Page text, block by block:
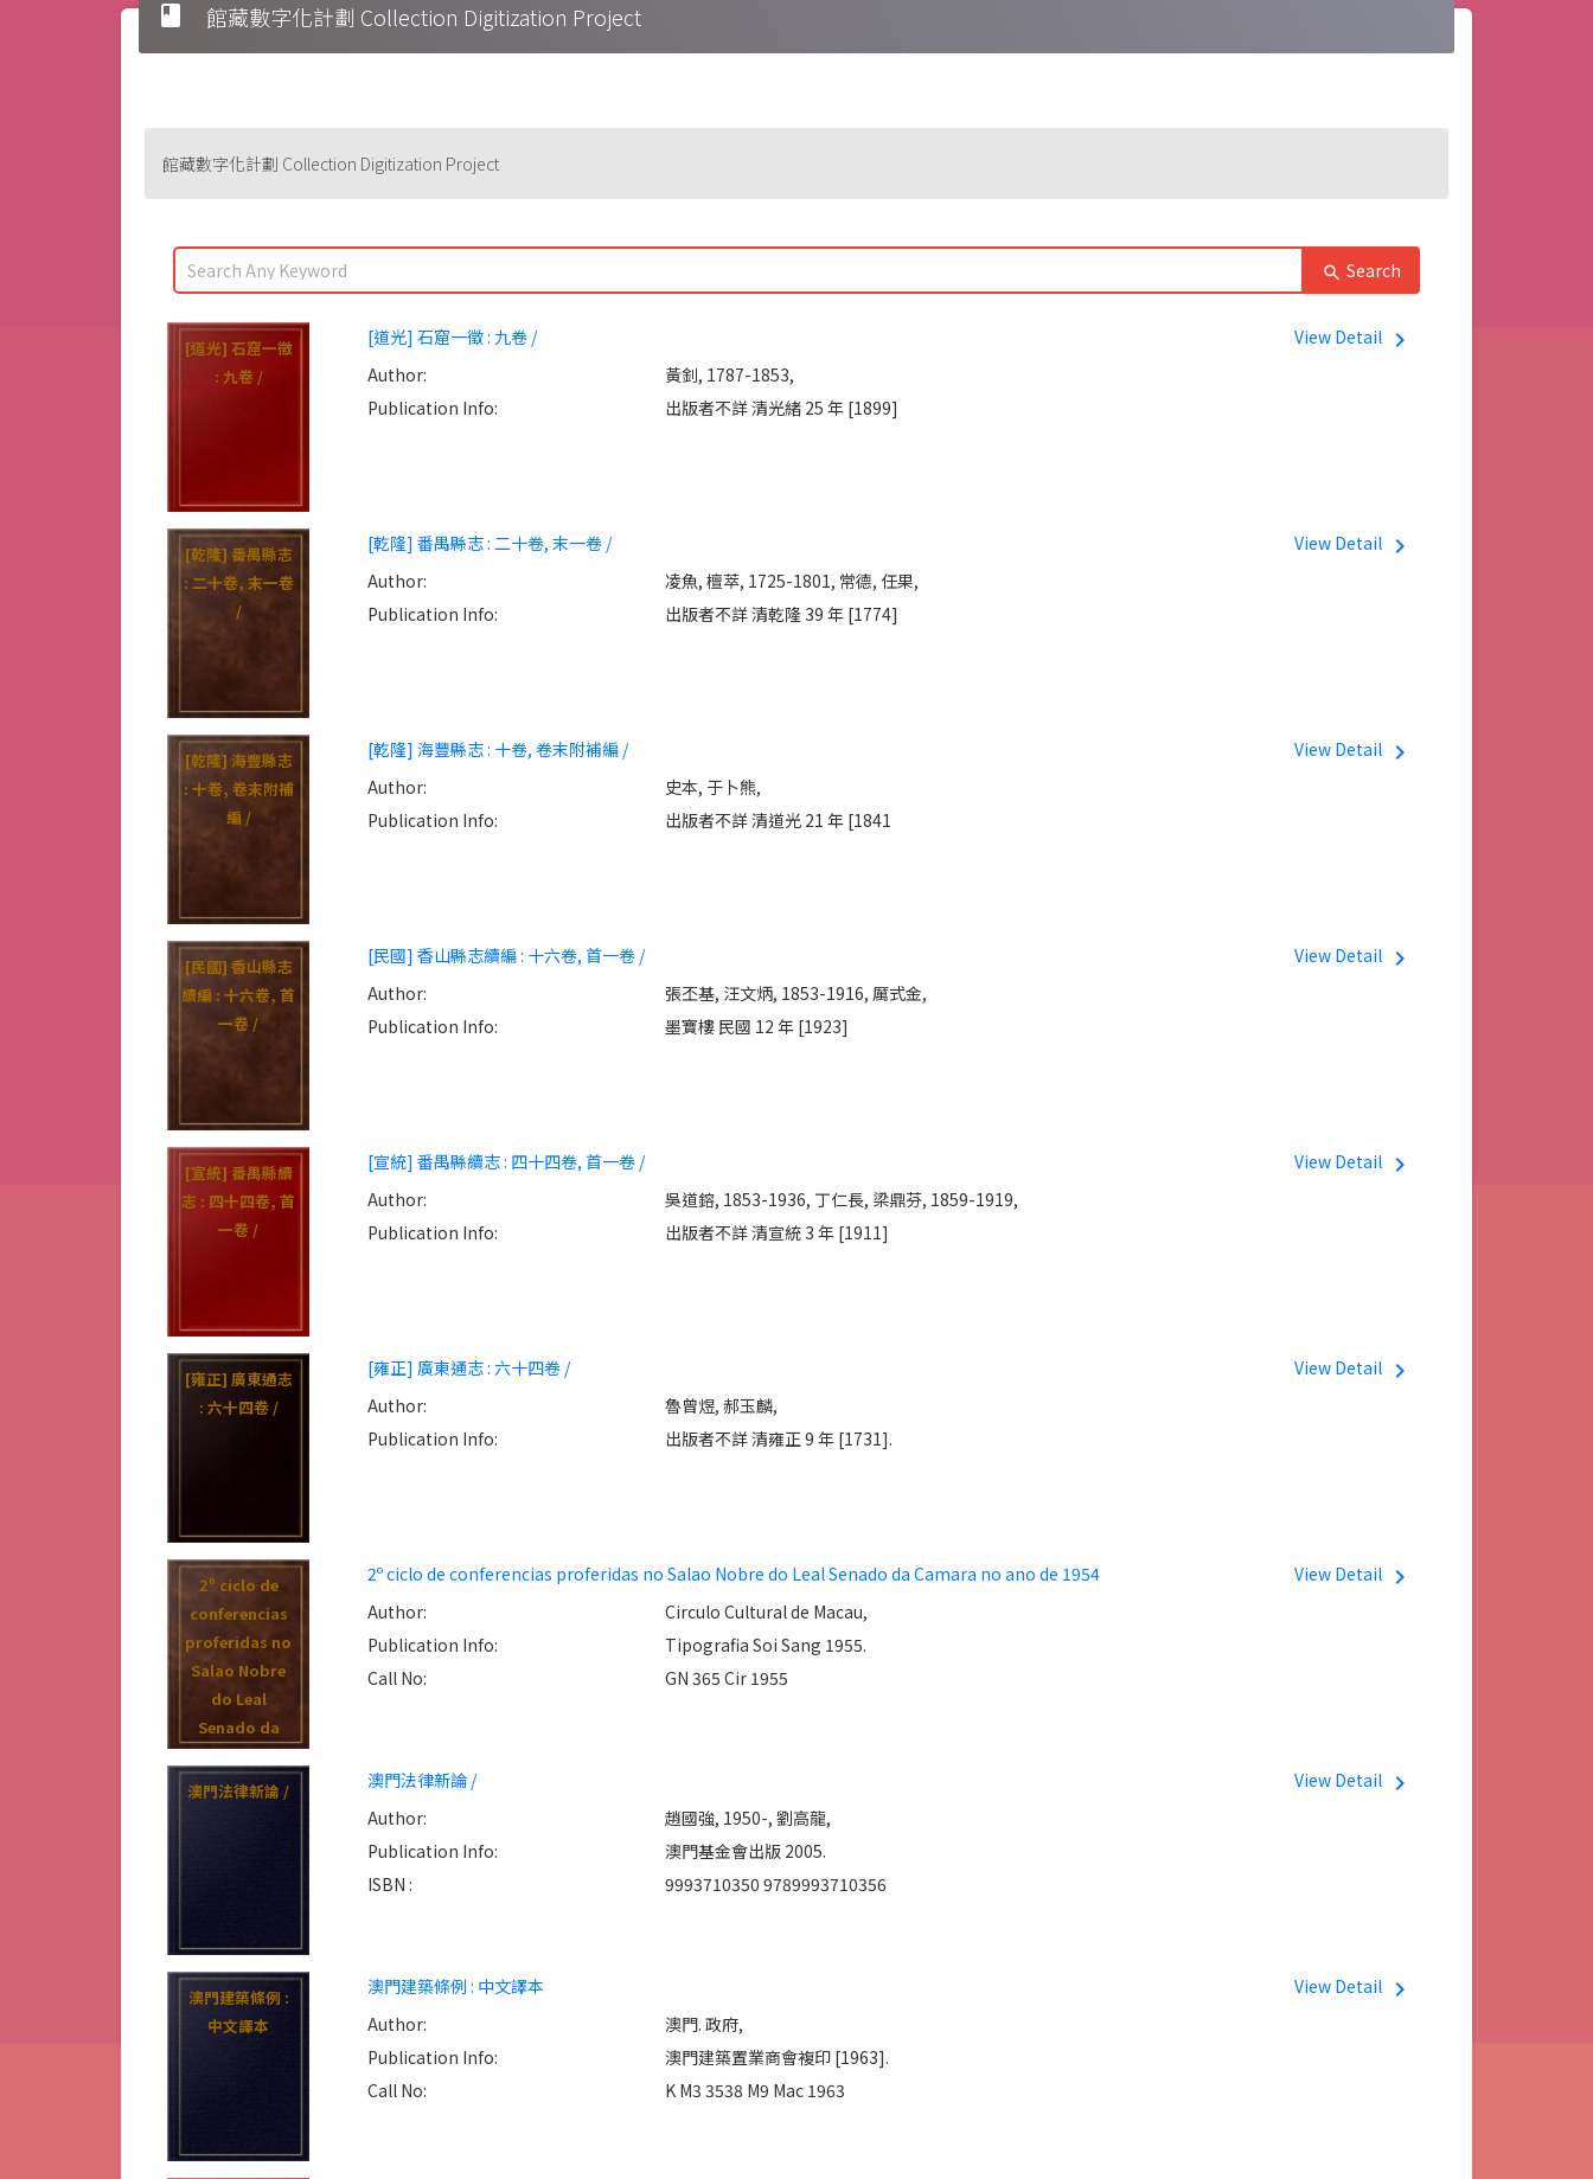
book 館藏數字化計劃 Collection Digitization Project
館藏數字化計劃 Collection Digitization Project
search Search
[道光] 石窟一徵
: 九卷 /
[道光] 石窟一徵 : 九卷 /
Author:
黃釗, 1787-1853,
Publication Info:
出版者不詳 清光緒 25 年 [1899]
View Detail navigate_next
[乾隆] 番禺縣志
: 二十卷, 末一卷
/
[乾隆] 番禺縣志 : 二十卷, 末一卷 /
Author:
凌魚,檀萃, 1725-1801, 常德,任果,
Publication Info:
出版者不詳 清乾隆 39 年 [1774]
View Detail navigate_next
[乾隆] 海豐縣志
: 十卷, 卷末附補
編 /
[乾隆] 海豐縣志 : 十卷, 卷末附補編 /
Author:
史本, 于卜熊,
Publication Info:
出版者不詳 清道光 21 年 [1841
View Detail navigate_next
[民國] 香山縣志
續編 : 十六卷, 首
一卷 /
[民國] 香山縣志續編 : 十六卷, 首一卷 /
Author:
張丕基, 汪文炳, 1853-1916,厲式金,
Publication Info:
墨寶樓 民國 12 年 [1923]
View Detail navigate_next
[宣統] 番禺縣續
志 : 四十四卷, 首
一卷 /
[宣統] 番禺縣續志 : 四十四卷, 首一卷 /
Author:
吳道鎔, 1853-1936, 丁仁長, 梁鼎芬, 1859-1919,
Publication Info:
出版者不詳 清宣統 3 年 [1911]
View Detail navigate_next
[雍正] 廣東通志
: 六十四卷 /
[雍正] 廣東通志 : 六十四卷 /
Author:
魯曾煜,郝玉麟,
Publication Info:
出版者不詳 清雍正 9 年 [1731].
View Detail navigate_next
2º ciclo de
conferencias
proferidas no
Salao Nobre
do Leal
Senado da
Camara no
ano de 1954
2º ciclo de conferencias proferidas no Salao Nobre do Leal Senado da Camara no ano de 1954
Author:
Circulo Cultural de Macau,
Publication Info:
Tipografia Soi Sang 1955.
Call No:
GN 365 Cir 1955
View Detail navigate_next
澳門法律新論 /
澳門法律新論 /
Author:
趙國強, 1950-,劉高龍,
Publication Info:
澳門基金會出版 2005.
ISBN :
9993710350 9789993710356
View Detail navigate_next
澳門建築條例 :
中文譯本
澳門建築條例 : 中文譯本
Author:
澳門. 政府,
Publication Info:
澳門建築置業商會複印 [1963].
Call No:
K M3 3538 M9 Mac 1963
View Detail navigate_next